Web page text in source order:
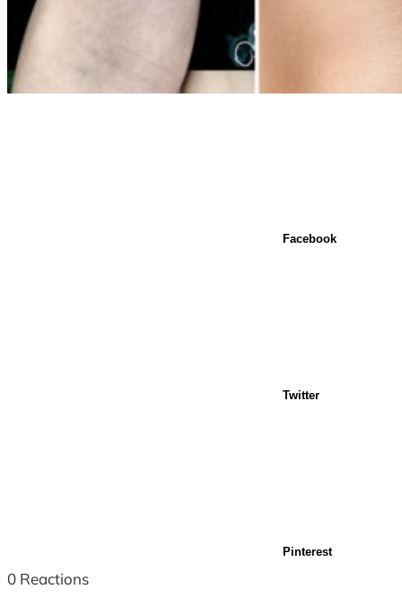
Facebook
Twitter
Pinterest
0 Reactions